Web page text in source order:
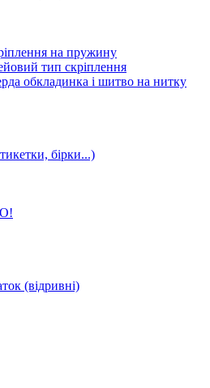
на пружину
тип скріплення
обкладинка і шитво на нитку
бірки...)
(відривні)